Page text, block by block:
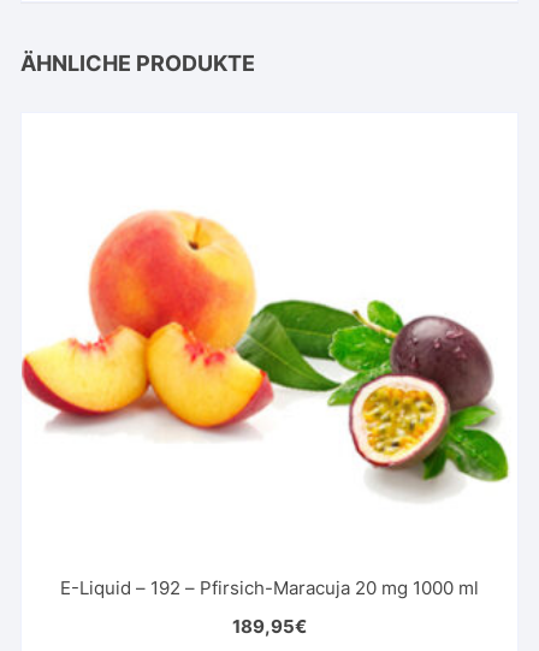
ÄHNLICHE PRODUKTE
E-Liquid – 192 – Pfirsich-Maracuja 20 mg 1000 ml
189,95€